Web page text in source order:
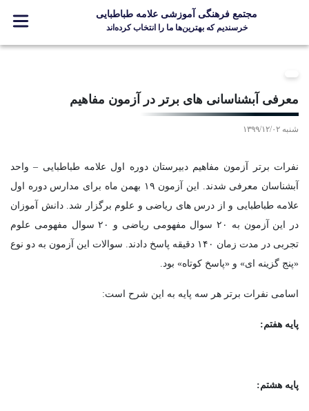
مجتمع فرهنگی آموزشی علامه طباطبایی
خرسندیم که بهترین‌ها ما را انتخاب کرده‌اند
مدارس
جشنواره ها
ارتباط با ما
Designed and Developed by Kavano Team 2016-18
معرفی آبشناسانی های برتر در آزمون مفاهیم
شنبه ۱۳۹۹/۱۲/۰۲
نفرات برتر آزمون مفاهیم دبیرستان دوره اول علامه طباطبایی – واحد
آبشناسان معرفی شدند. این آزمون ۱۹ بهمن ماه برای مدارس دوره اول
علامه طباطبایی و از درس های ریاضی و علوم برگزار شد. دانش آموزان
در این آزمون به ۲۰ سوال مفهومی ریاضی و ۲۰ سوال مفهومی علوم
تجربی در مدت زمان ۱۴۰ دقیقه پاسخ دادند. سوالات این آزمون به دو نوع
«پنج گزینه ای» و «پاسخ کوتاه» بود.
اسامی نفرات برتر هر سه پایه به این شرح است:
پایه هفتم:
پایه هشتم: